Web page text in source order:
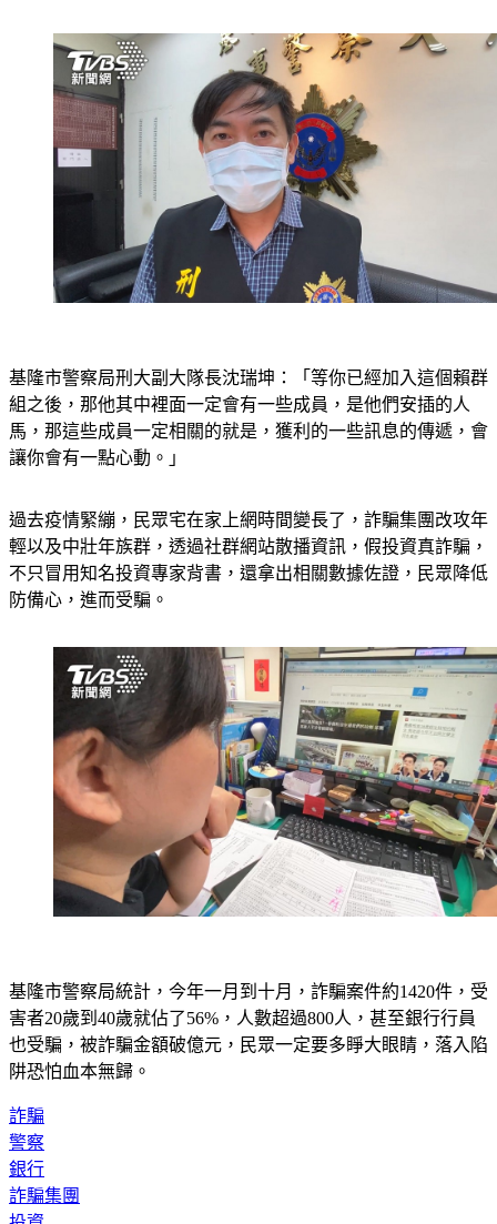
組之後，那他其中裡面一定會有一些成員，是他們安插的人
馬，那這些成員一定相關的就是，獲利的一些訊息的傳遞，會
讓你會有一點心動。」
輕以及中壯年族群，透過社群網站散播資訊，假投資真詐騙，
不只冒用知名投資專家背書，還拿出相關數據佐證，民眾降低
防備心，進而受騙。
害者20歲到40歲就佔了56%，人數超過800人，甚至銀行行員
也受騙，被詐騙金額破億元，民眾一定要多睜大眼睛，落入陷
阱恐怕血本無歸。
警察
銀行
詐騙集團
投資